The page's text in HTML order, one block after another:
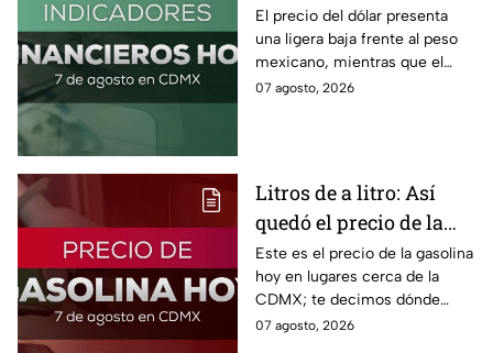
hoy! Así quedó este
viernes 7 de agosto
2026
El precio del dólar presenta
una ligera baja frente al peso
mexicano, mientras que el
petróleo también presenta una
07 agosto, 2026
Litros de a litro: Así
quedó el precio de la
gasolina HOY
Este es el precio de la gasolina
hoy en lugares cerca de la
CDMX; te decimos dónde
encontrarla más barata este
07 agosto, 2026